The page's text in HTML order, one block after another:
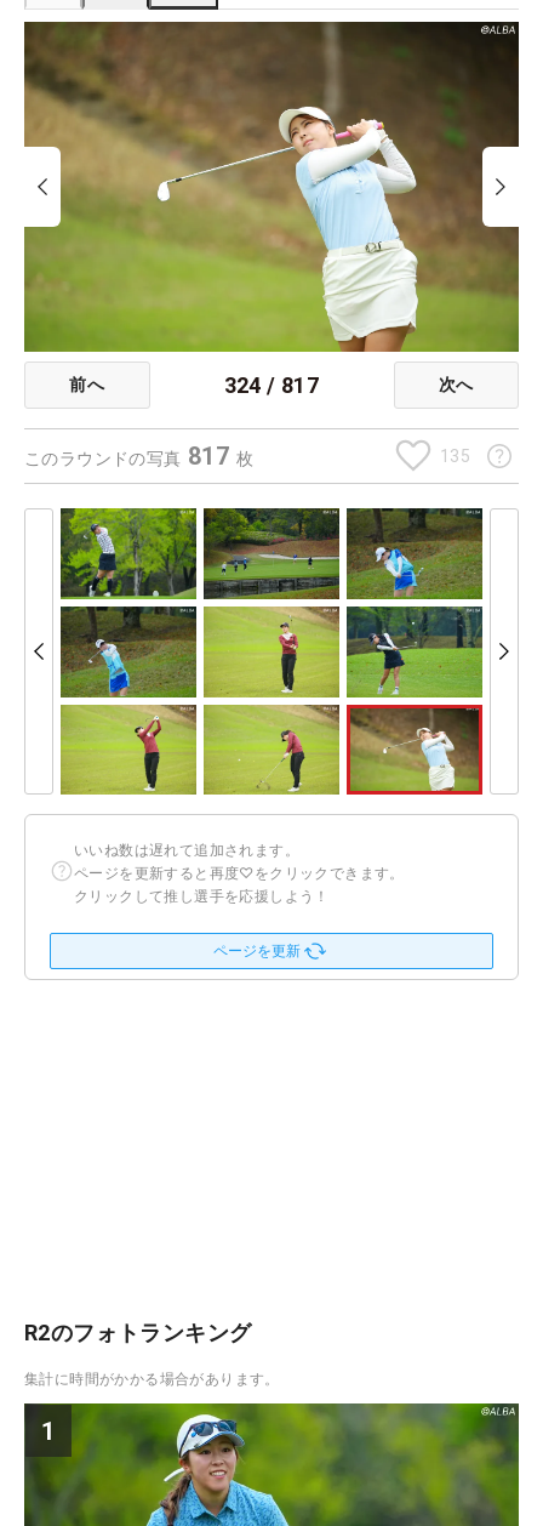
前へ 324 / 817 次へ
このラウンドの写真 817 枚 135
いいね数は遅れて追加されます。
ページを更新すると再度♡をクリックできます。
クリックして推し選手を応援しよう！
ページを更新
R2のフォトランキング
集計に時間がかかる場合があります。
1